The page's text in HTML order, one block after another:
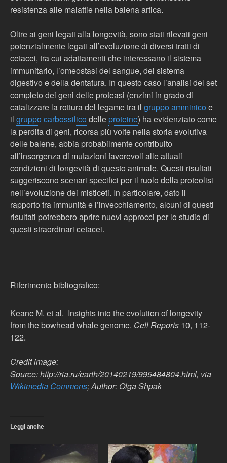
resistenza alle malattie nella balena artica.
Oltre ai geni legati alla longevità, sono stati rilevati geni
potenzialmente legati all’evoluzione di diversi tratti di
cetacei, tra cui adattamenti che interessano il sistema
immunitario, l’omeostasi del sangue, del sistema
digestivo e della dentatura. In questo caso l’analisi del set
completo dei geni delle proteasi (enzimi in grado di
catalizzare la rottura del legame tra il gruppo amminico e
il gruppo carbossilico delle proteine) ha evidenziato come
la perdita di geni, ricorsa più volte nella storia evolutiva
delle balene, abbia probabilmente contribuito
all’insorgenza di mutazioni favorevoli alle attuali
condizioni di longevità di questo animale. Questi risultati
suggeriscono scenari specifici per il ruolo della proteolisi
nell’evoluzione dei misticeti. In particolare, dato il
rapporto tra immunità e l’invecchiamento, alcuni di questi
risultati potrebbero aprire nuovi approcci per lo studio di
questi straordinari cetacei.
Riferimento bibliografico:
Keane M. et al. Insights into the evolution of longevity
from the bowhead whale genome. Cell Reports 10, 112-
122.
Credit image:
Source: http://ria.ru/earth/20140219/995484804.html, via
Wikimedia Commons; Author: Olga Shpak
Leggi anche